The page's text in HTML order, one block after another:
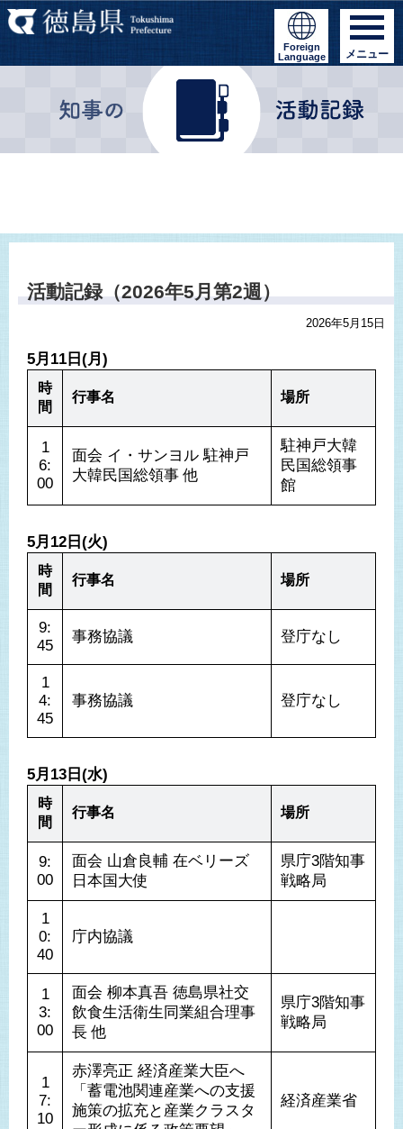
Foreign
Language
メニュー
活動記録（2026年5月第2週）
2026年5月15日
5月11日(月)
時
間
行事名 場所
1
6:
00
面会 イ・サンヨル 駐神戸
大韓民国総領事 他
駐神戸大韓
民国総領事
館
5月12日(火)
時
間
行事名 場所
9:
45
事務協議 登庁なし
1
4:
45
事務協議 登庁なし
5月13日(水)
時
間
行事名 場所
9:
00
面会 山倉良輔 在ベリーズ
日本国大使
県庁3階知事
戦略局
1
0:
40
庁内協議
1
3:
00
面会 柳本真吾 徳島県社交
飲食生活衛生同業組合理事
長 他
県庁3階知事
戦略局
1
7:
10
赤澤亮正 経済産業大臣へ
「蓄電池関連産業への支援
施策の拡充と産業クラスタ
経済産業省